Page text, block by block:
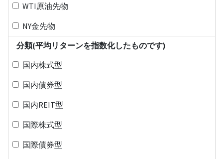
WTI原油先物
NY金先物
分類(平均リターンを指数化したものです)
国内株式型
国内債券型
国内REIT型
国際株式型
国際債券型